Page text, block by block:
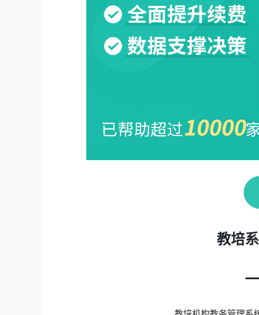
教培